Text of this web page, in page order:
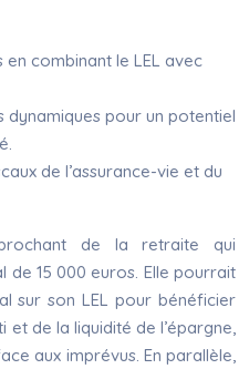
combinant le LEL avec
dynamiques pour un potentiel
de l’assurance-vie et du
de la retraite qui
de 15 000 euros. Elle pourrait
sur son LEL pour bénéficier
de la liquidité de l’épargne,
aux imprévus. En parallèle,